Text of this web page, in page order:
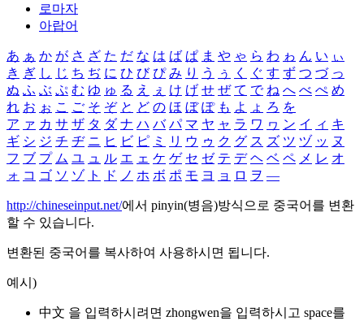
로마자
아랍어
あ ぁ か が さ ざ た だ な は ば ぱ ま や ゃ ら わ ゎ ん い ぃ
き ぎ し じ ち ぢ に ひ び ぴ み り う ぅ く ぐ す ず つ づ っ
ぬ ふ ぶ ぷ む ゆ ゅ る え ぇ け げ せ ぜ て で ね へ べ ぺ め
れ お ぉ こ ご そ ぞ と ど の ほ ぼ ぽ も よ ょ ろ を
ア ァ カ サ ザ タ ダ ナ ハ バ パ マ ヤ ャ ラ ワ ヮ ン イ ィ キ
ギ シ ジ チ ヂ ニ ヒ ビ ピ ミ リ ウ ゥ ク グ ス ズ ツ ヅ ッ ヌ
フ ブ プ ム ユ ュ ル エ ェ ケ ゲ セ ゼ テ デ ヘ ベ ペ メ レ オ
ォ コ ゴ ソ ゾ ト ド ノ ホ ボ ポ モ ヨ ョ ロ ヲ ―
http://chineseinput.net/에서 pinyin(병음)방식으로 중국어를 변환
할 수 있습니다.
변환된 중국어를 복사하여 사용하시면 됩니다.
예시)
中文 을 입력하시려면 zhongwen을 입력하시고 space를